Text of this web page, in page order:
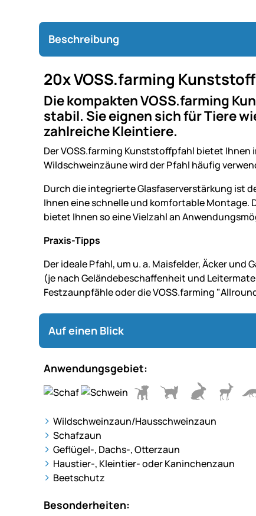
Beschreibung
20x VOSS.farming
Die kompakten VOSS.farming
stabil. Sie eignen sich für Tiere
zahlreiche Kleintiere.
Der VOSS.farming Kunststoffpfahl bietet
Wildschweinzäune wird der Pfahl häufig
Durch die integrierte Glasfaserverstärkung ist
Ihnen eine schnelle und komfortable Montage.
bietet Ihnen so eine Vielzahl an
Praxis-Tipps
Der ideale Pfahl, um u. a. Maisfelder, Äcker
(je nach Geländebeschaffenheit und
Festzaunpfähle oder die VOSS.farming
Auf einen Blick
Anwendungsgebiet:
Wildschweinzaun/Hausschweinzaun
Schafzaun
Geflügel-, Dachs-, Otterzaun
Haustier-, Kleintier- oder Kaninchenzaun
Beetschutz
Besonderheiten: